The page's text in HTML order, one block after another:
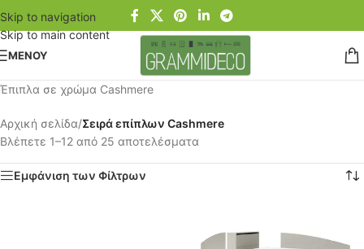
Skip to navigation
Skip to main content
ΜΕΝΟΥ
Έπιπλα σε χρώμα Cashmere
Αρχική σελίδα/Σειρά επίπλων Cashmere
Βλέπετε 1–12 από 25 αποτελέσματα
Εμφάνιση των Φίλτρων